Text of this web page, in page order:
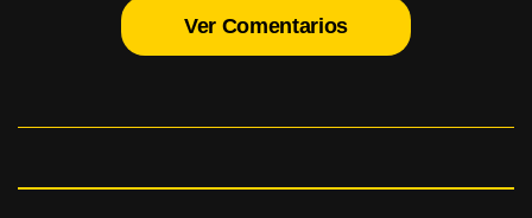
Ver Comentarios